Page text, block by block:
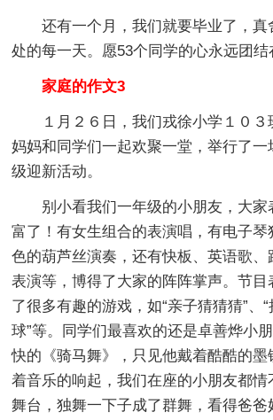
还有一个月，我们就要毕业了，真
处的每一天。愿53个同学的心永远团结
家庭的作文3
１月２６日，我们戎徐小学１０
妈妈和同学们一起欢聚一堂，举行了一
级迎新活动。
别小看我们一年级的小朋友，大
富了！有女生组合的表演唱，有电子琴
色的葫芦丝演奏，还有快板、英语歌、
表演等，博得了大家的阵阵掌声。节目
了很多有趣的游戏，如“亲子猜猜猜”、“
球”等。同学们最喜欢的还是卓善烨小
快的《骑马舞》，只见他戴着酷酷的墨
着音乐的响起，我们在座的小朋友都情
舞台，独舞一下子成了群舞，看得爸爸